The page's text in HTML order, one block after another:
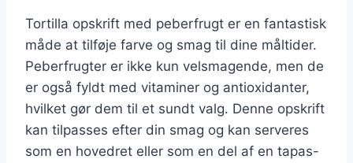
Tortilla opskrift med peberfrugt er en fantastisk
måde at tilføje farve og smag til dine måltider.
Peberfrugter er ikke kun velsmagende, men de
er også fyldt med vitaminer og antioxidanter,
hvilket gør dem til et sundt valg. Denne opskrift
kan tilpasses efter din smag og kan serveres
som en hovedret eller som en del af en tapas-